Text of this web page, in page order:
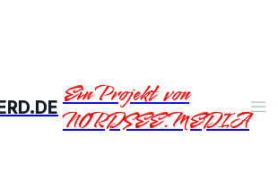
Ein Projekt von
NORDSEE.MEDIA